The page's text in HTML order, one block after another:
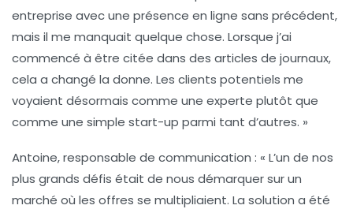
entreprise avec une présence en ligne sans précédent,
mais il me manquait quelque chose. Lorsque j’ai
commencé à être citée dans des articles de journaux,
cela a changé la donne. Les clients potentiels me
voyaient désormais comme une experte plutôt que
comme une simple start-up parmi tant d’autres. »
Antoine, responsable de communication : « L’un de nos
plus grands défis était de nous démarquer sur un
marché où les offres se multipliaient. La solution a été